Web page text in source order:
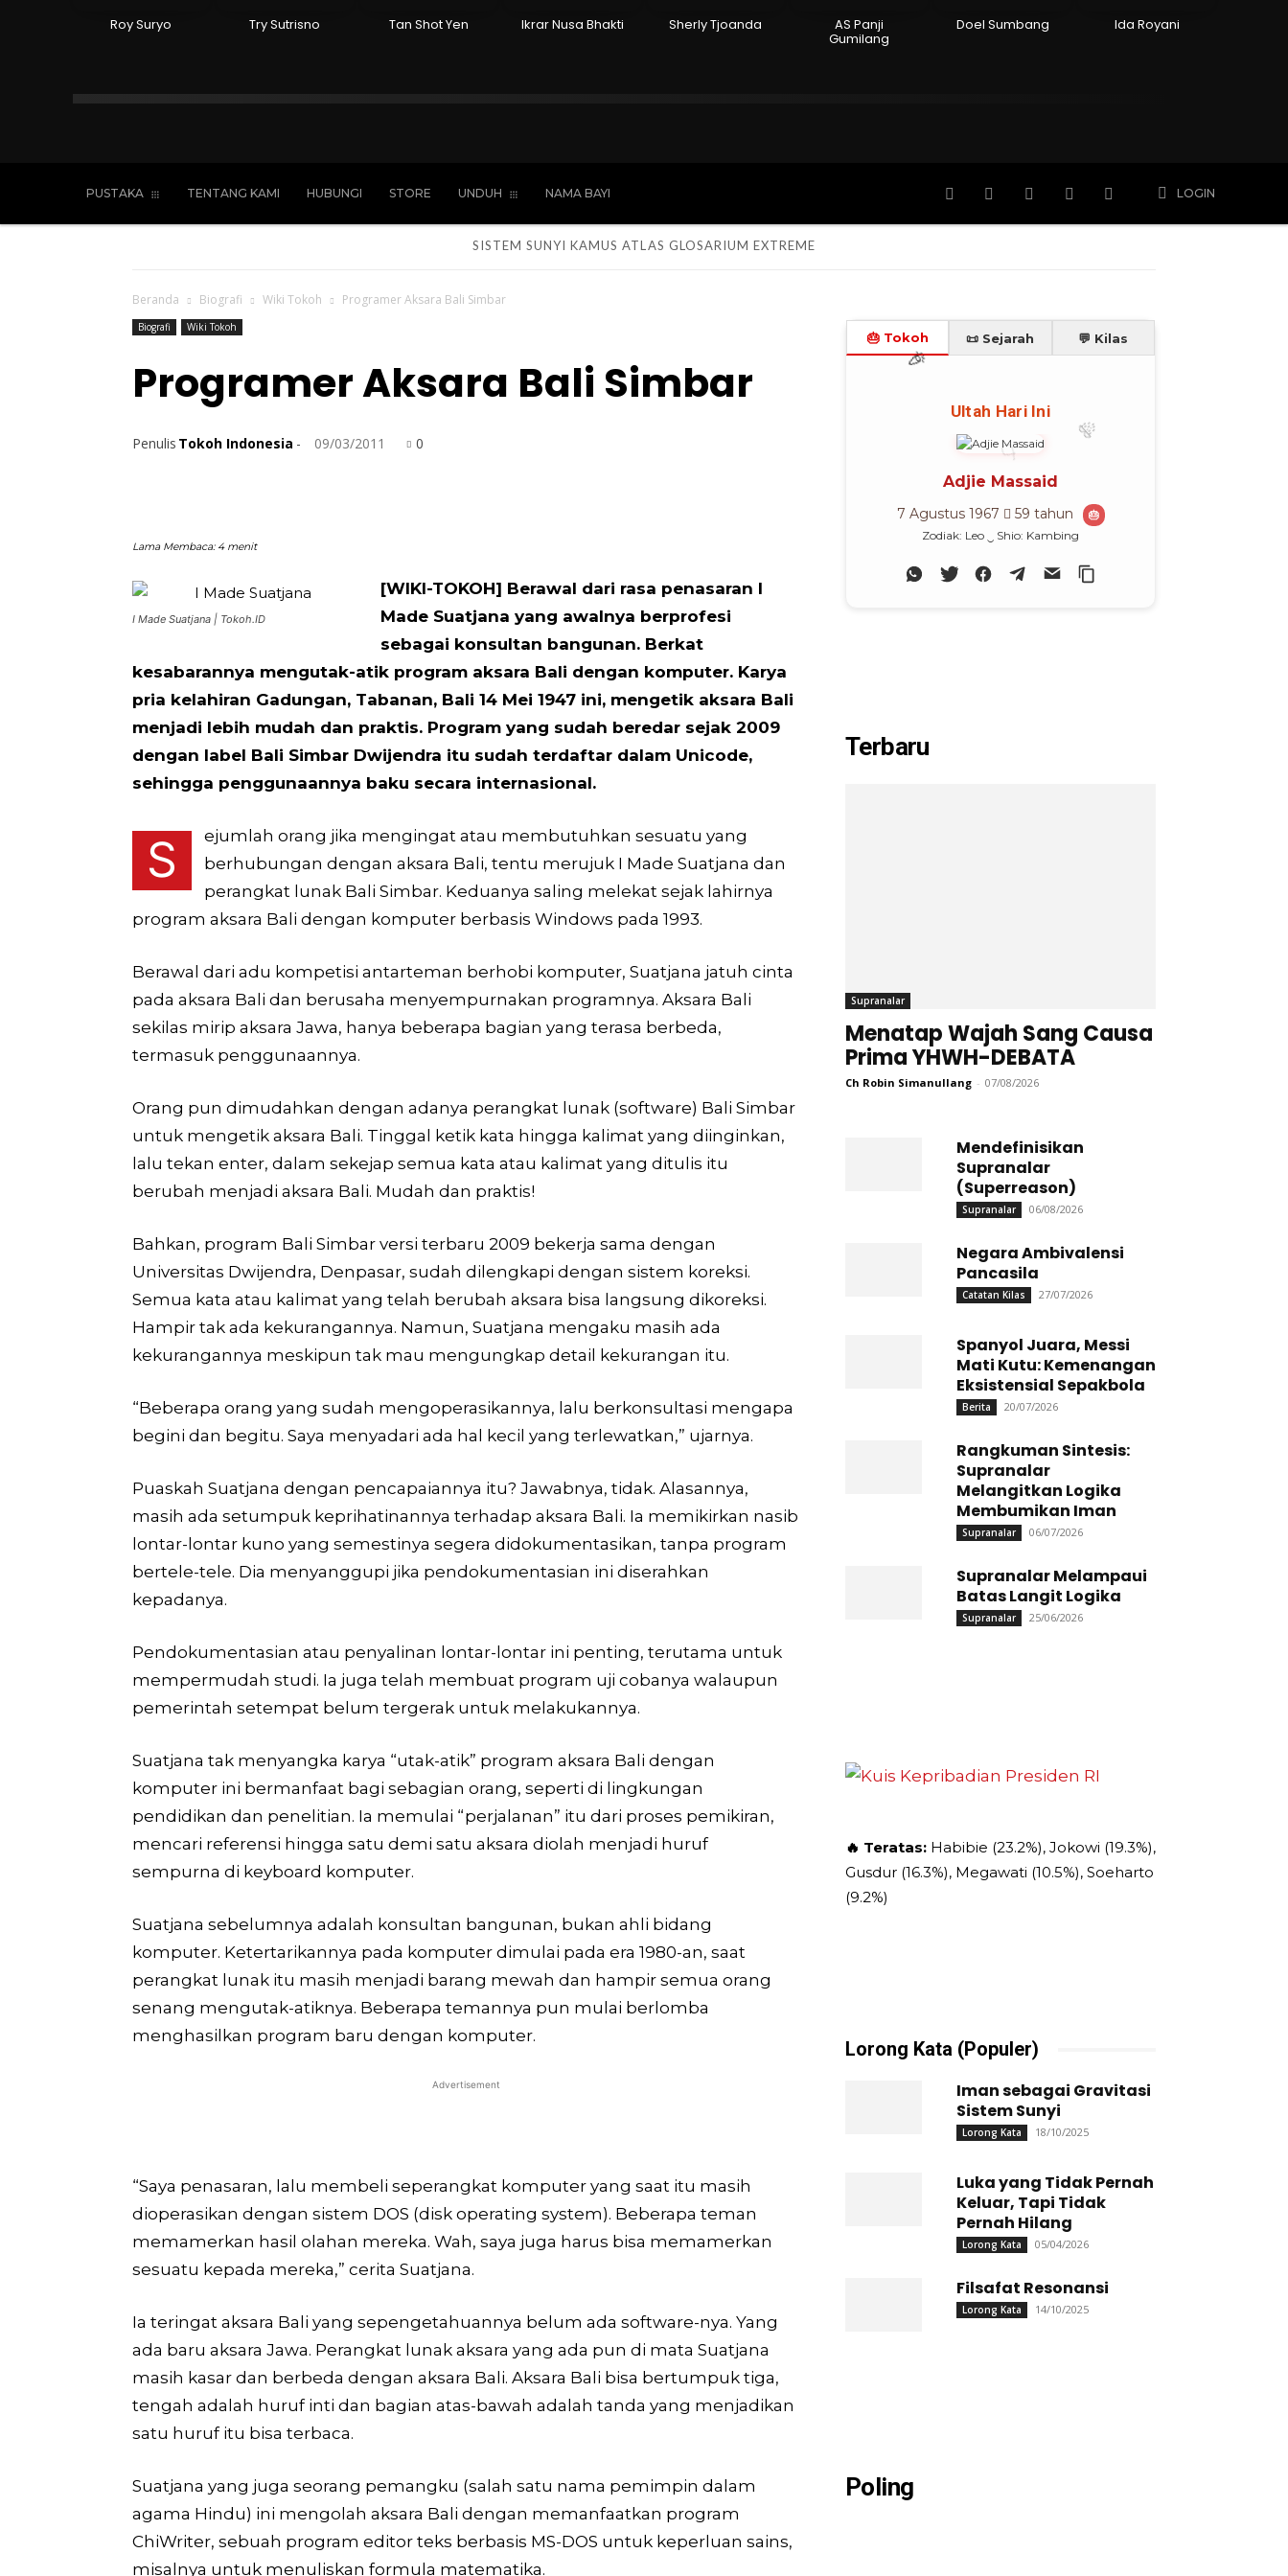
Roy Suryo Try Sutrisno Tan Shot Yen Ikrar Nusa Bhakti Sherly Tjoanda AS Panji
Gumilang
Doel Sumbang Ida Royani
LOGIN
PUSTAKA TENTANG KAMI HUBUNGI STORE UNDUH NAMA BAYI
SISTEM SUNYI KAMUS ATLAS GLOSARIUM EXTREME
Beranda Biografi Wiki Tokoh Programer Aksara Bali Simbar
Biografi Wiki Tokoh
Programer Aksara Bali Simbar
Penulis Tokoh Indonesia - 09/03/2011 0
Lama Membaca: 4 menit
I Made Suatjana | Tokoh.ID
[WIKI-TOKOH] Berawal dari rasa penasaran I
Made Suatjana yang awalnya berprofesi
sebagai konsultan bangunan. Berkat
kesabarannya mengutak-atik program aksara Bali dengan komputer. Karya
pria kelahiran Gadungan, Tabanan, Bali 14 Mei 1947 ini, mengetik aksara Bali
menjadi lebih mudah dan praktis. Program yang sudah beredar sejak 2009
dengan label Bali Simbar Dwijendra itu sudah terdaftar dalam Unicode,
sehingga penggunaannya baku secara internasional.
S
ejumlah orang jika mengingat atau membutuhkan sesuatu yang
berhubungan dengan aksara Bali, tentu merujuk I Made Suatjana dan
perangkat lunak Bali Simbar. Keduanya saling melekat sejak lahirnya
program aksara Bali dengan komputer berbasis Windows pada 1993.
Berawal dari adu kompetisi antarteman berhobi komputer, Suatjana jatuh cinta
pada aksara Bali dan berusaha menyempurnakan programnya. Aksara Bali
sekilas mirip aksara Jawa, hanya beberapa bagian yang terasa berbeda,
termasuk penggunaannya.
Orang pun dimudahkan dengan adanya perangkat lunak (software) Bali Simbar
untuk mengetik aksara Bali. Tinggal ketik kata hingga kalimat yang diinginkan,
lalu tekan enter, dalam sekejap semua kata atau kalimat yang ditulis itu
berubah menjadi aksara Bali. Mudah dan praktis!
Bahkan, program Bali Simbar versi terbaru 2009 bekerja sama dengan
Universitas Dwijendra, Denpasar, sudah dilengkapi dengan sistem koreksi.
Semua kata atau kalimat yang telah berubah aksara bisa langsung dikoreksi.
Hampir tak ada kekurangannya. Namun, Suatjana mengaku masih ada
kekurangannya meskipun tak mau mengungkap detail kekurangan itu.
“Beberapa orang yang sudah mengoperasikannya, lalu berkonsultasi mengapa
begini dan begitu. Saya menyadari ada hal kecil yang terlewatkan,” ujarnya.
Puaskah Suatjana dengan pencapaiannya itu? Jawabnya, tidak. Alasannya,
masih ada setumpuk keprihatinannya terhadap aksara Bali. Ia memikirkan nasib
lontar-lontar kuno yang semestinya segera didokumentasikan, tanpa program
bertele-tele. Dia menyanggupi jika pendokumentasian ini diserahkan
kepadanya.
Pendokumentasian atau penyalinan lontar-lontar ini penting, terutama untuk
mempermudah studi. Ia juga telah membuat program uji cobanya walaupun
pemerintah setempat belum tergerak untuk melakukannya.
Suatjana tak menyangka karya “utak-atik” program aksara Bali dengan
komputer ini bermanfaat bagi sebagian orang, seperti di lingkungan
pendidikan dan penelitian. Ia memulai “perjalanan” itu dari proses pemikiran,
mencari referensi hingga satu demi satu aksara diolah menjadi huruf
sempurna di keyboard komputer.
Suatjana sebelumnya adalah konsultan bangunan, bukan ahli bidang
komputer. Ketertarikannya pada komputer dimulai pada era 1980-an, saat
perangkat lunak itu masih menjadi barang mewah dan hampir semua orang
senang mengutak-atiknya. Beberapa temannya pun mulai berlomba
menghasilkan program baru dengan komputer.
Advertisement
“Saya penasaran, lalu membeli seperangkat komputer yang saat itu masih
dioperasikan dengan sistem DOS (disk operating system). Beberapa teman
memamerkan hasil olahan mereka. Wah, saya juga harus bisa memamerkan
sesuatu kepada mereka,” cerita Suatjana.
Ia teringat aksara Bali yang sepengetahuannya belum ada software-nya. Yang
ada baru aksara Jawa. Perangkat lunak aksara yang ada pun di mata Suatjana
masih kasar dan berbeda dengan aksara Bali. Aksara Bali bisa bertumpuk tiga,
tengah adalah huruf inti dan bagian atas-bawah adalah tanda yang menjadikan
satu huruf itu bisa terbaca.
Suatjana yang juga seorang pemangku (salah satu nama pemimpin dalam
agama Hindu) ini mengolah aksara Bali dengan memanfaatkan program
ChiWriter, sebuah program editor teks berbasis MS-DOS untuk keperluan sains,
misalnya untuk menuliskan formula matematika.
🎂 Tokoh 📜 Sejarah 💬 Kilas
🎈
Ultah Hari Ini
Adjie Massaid
7 Agustus 1967 59 tahun 🎂
Zodiak: Leo ‿ Shio: Kambing
Terbaru
Supranalar
Menatap Wajah Sang Causa
Prima YHWH-DEBATA
Ch Robin Simanullang - 07/08/2026
Mendefinisikan
Supranalar
(Superreason)
Supranalar 06/08/2026
Negara Ambivalensi
Pancasila
Catatan Kilas 27/07/2026
Spanyol Juara, Messi
Mati Kutu: Kemenangan
Eksistensial Sepakbola
Berita 20/07/2026
Rangkuman Sintesis:
Supranalar
Melangitkan Logika
Membumikan Iman
Supranalar 06/07/2026
Supranalar Melampaui
Batas Langit Logika
Supranalar 25/06/2026
🔥 Teratas: Habibie (23.2%), Jokowi (19.3%),
Gusdur (16.3%), Megawati (10.5%), Soeharto
(9.2%)
Lorong Kata (Populer)
Iman sebagai Gravitasi
Sistem Sunyi
Lorong Kata 18/10/2025
Luka yang Tidak Pernah
Keluar, Tapi Tidak
Pernah Hilang
Lorong Kata 05/04/2026
Filsafat Resonansi
Lorong Kata 14/10/2025
Poling